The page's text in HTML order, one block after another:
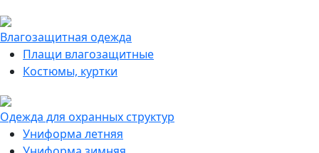
Влагозащитная одежда
Плащи влагозащитные
Костюмы, куртки
Одежда для охранных структур
Униформа летняя